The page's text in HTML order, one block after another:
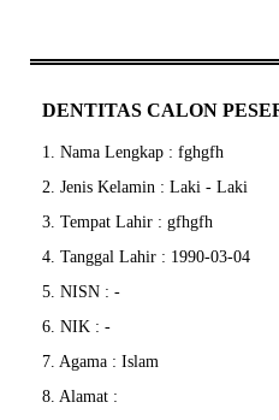
DENTITAS CALON
1. Nama Lengkap : fghgfh
2. Jenis Kelamin : Laki - Laki
3. Tempat Lahir : gfhgfh
4. Tanggal Lahir : 1990-03-04
5. NISN : -
6. NIK : -
7. Agama : Islam
8. Alamat :